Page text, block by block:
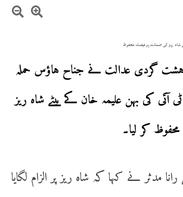
گردی عدالت نے جناح ہاؤس حملہ
آئی کی بہن علیمہ خان کے بیٹے شاہ ریز
کر لیا۔
مدثر نے کہا کہ شاہ ریز پر الزام لگایا